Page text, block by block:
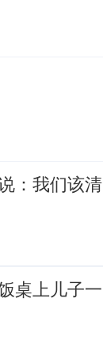
：我们该清
桌上儿子一